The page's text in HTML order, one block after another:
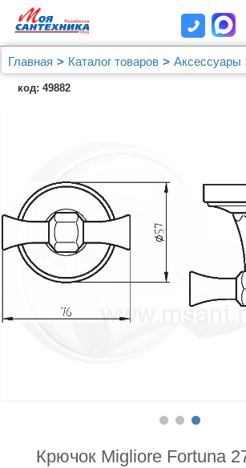
Главная Каталог товаров Аксессуары
Крючок Migliore Fortuna 27706 хром
код: 49882
Крючок Migliore Fortuna